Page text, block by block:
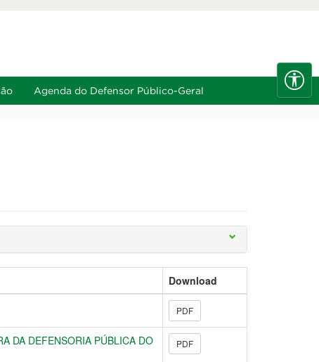
Agenda do Defensor Público-Geral
Download
PDF
DA DEFENSORIA PÚBLICA DO
PDF